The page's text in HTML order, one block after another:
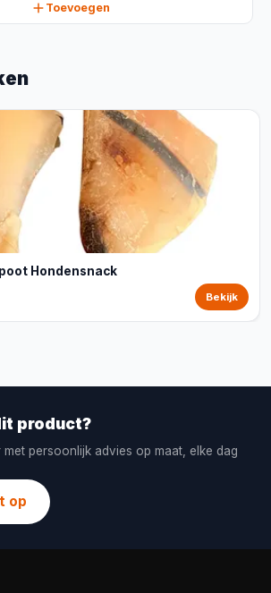
Toevoegen
Hondensnack
Bekijk
product?
met persoonlijk advies op maat, elke dag
op